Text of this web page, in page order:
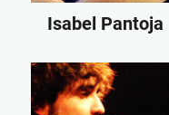
Isabel Pantoja